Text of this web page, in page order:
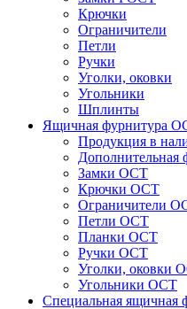
Крючки
Ограничители
Петли
Ручки
Уголки, оковки
Угольники
Шплинты
Ящичная фурнитура
Продукция в
Замки ОСТ
Крючки ОСТ
Ограничители
Петли ОСТ
Планки ОСТ
Ручки ОСТ
Уголки, оковки
Угольники ОСТ
Специальная ящичная